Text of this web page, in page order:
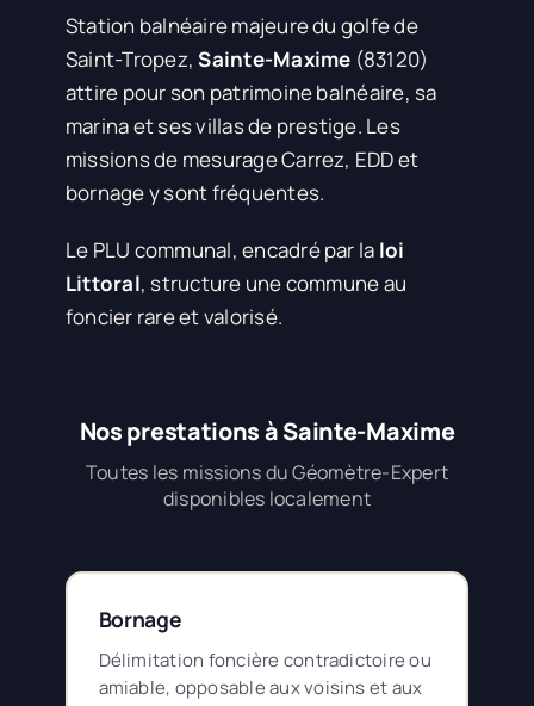
Station balnéaire majeure du golfe de
Saint-Tropez,Sainte-Maxime (83120)
attire pour son patrimoine balnéaire, sa
marina et ses villas de prestige. Les
missions de mesurage Carrez, EDD et
bornage y sont fréquentes.
Le PLU communal, encadré par la loi
Littoral, structure une commune au
foncier rare et valorisé.
Nos prestations à Sainte-Maxime
Toutes les missions du Géomètre-Expert
disponibles localement
Bornage
Délimitation foncière contradictoire ou
amiable, opposable aux voisins et aux